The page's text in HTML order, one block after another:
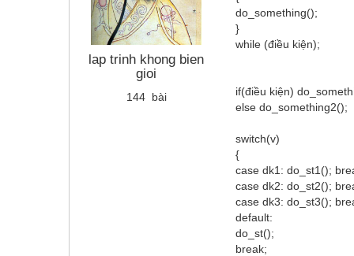
lap trinh khong bien
gioi
144 bài
do_something();
}
while (điều kiện);
if(điều kiện)
else do_something2();
switch(v)
{
case dk1: do_st1();
case dk2: do_st2();
case dk3: do_st3();
default:
do_st();
break;